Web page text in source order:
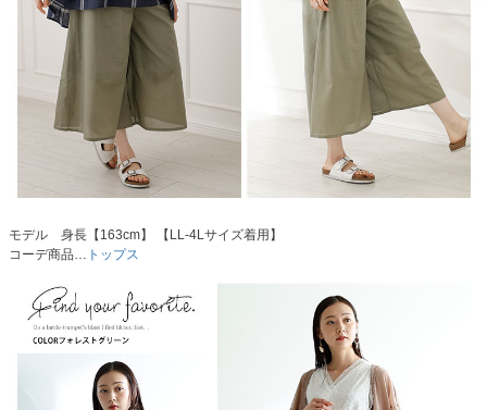
モデル 身長【163cm】 【LL-4Lサイズ着用】
コーデ商品… トップス